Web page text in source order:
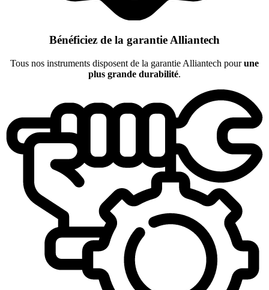
Bénéficiez de la garantie Alliantech
Tous nos instruments disposent de la garantie Alliantech pourune
plus grande durabilité.